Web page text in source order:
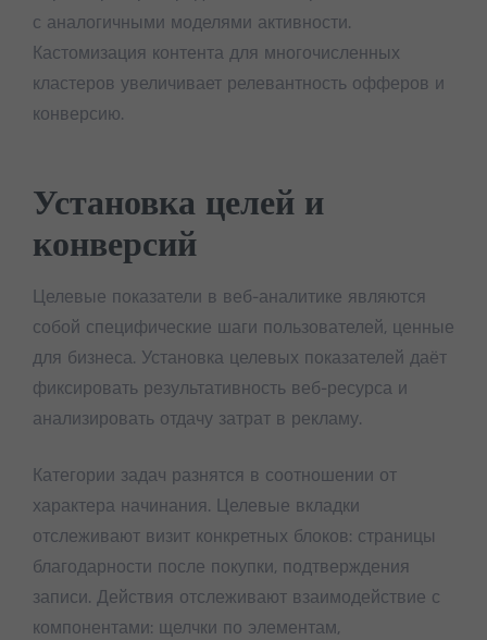
с аналогичными моделями активности.
Кастомизация контента для многочисленных
кластеров увеличивает релевантность офферов и
конверсию.
Установка целей и
конверсий
Целевые показатели в веб-аналитике являются
собой специфические шаги пользователей, ценные
для бизнеса. Установка целевых показателей даёт
фиксировать результативность веб-ресурса и
анализировать отдачу затрат в рекламу.
Категории задач разнятся в соотношении от
характера начинания. Целевые вкладки
отслеживают визит конкретных блоков: страницы
благодарности после покупки, подтверждения
записи. Действия отслеживают взаимодействие с
компонентами: щелчки по элементам,